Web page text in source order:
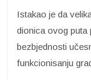
Istakao je da
dionica ovog puta
bezbjednosti
funkcionisanju